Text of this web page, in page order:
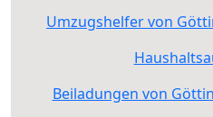
Umzugshelfer von
Beiladungen von